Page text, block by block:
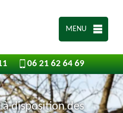
MENU
06 21 62 64 69
disposition des